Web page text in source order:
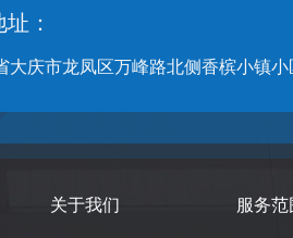
址：
大庆市龙凤区万峰路北侧香槟小镇小
关于我们 服务范